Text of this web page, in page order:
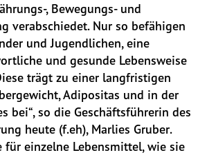
, Bewegungs- und
verabschiedet. Nur so befähigen
und Jugendlichen, eine
und gesunde Lebensweise
trägt zu einer langfristigen
Adipositas und in der
bei“, so die Geschäftsführerin des
heute (f.eh), Marlies Gruber.
für einzelne Lebensmittel, wie sie